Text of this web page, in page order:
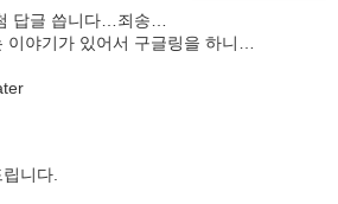
답글 씁니다…죄송…
이야기가 있어서 구글링을 하니…
니다.